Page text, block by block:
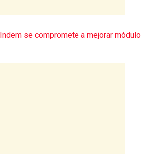
Indem se compromete a mejorar módulo